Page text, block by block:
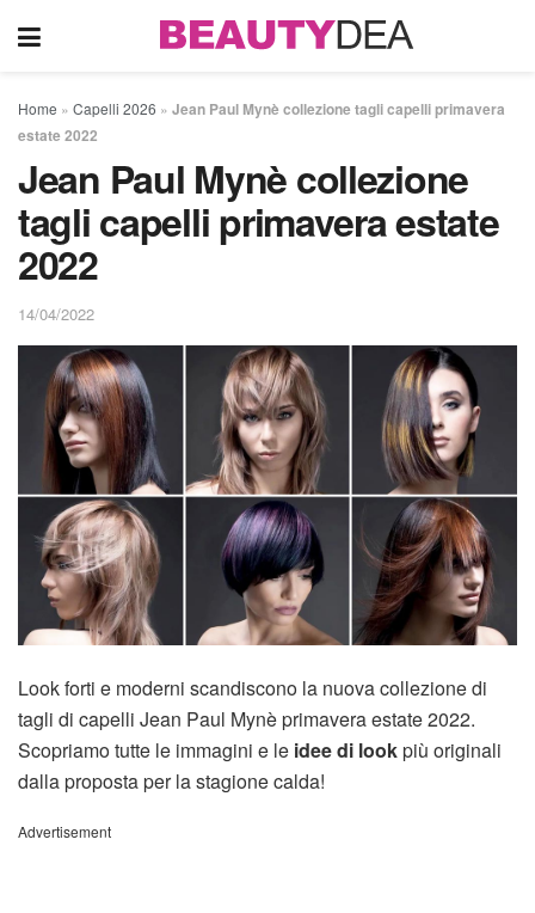
Home » Capelli 2026 » Jean Paul Mynè collezione tagli capelli primavera
estate 2022
Jean Paul Mynè collezione
tagli capelli primavera estate
2022
14/04/2022
Look forti e moderni scandiscono la nuova collezione di
tagli di capelli Jean Paul Mynè primavera estate 2022.
Scopriamo tutte le immagini e le idee di lookpiù originali
dalla proposta per la stagione calda!
Advertisement